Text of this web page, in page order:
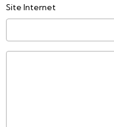
Site Internet